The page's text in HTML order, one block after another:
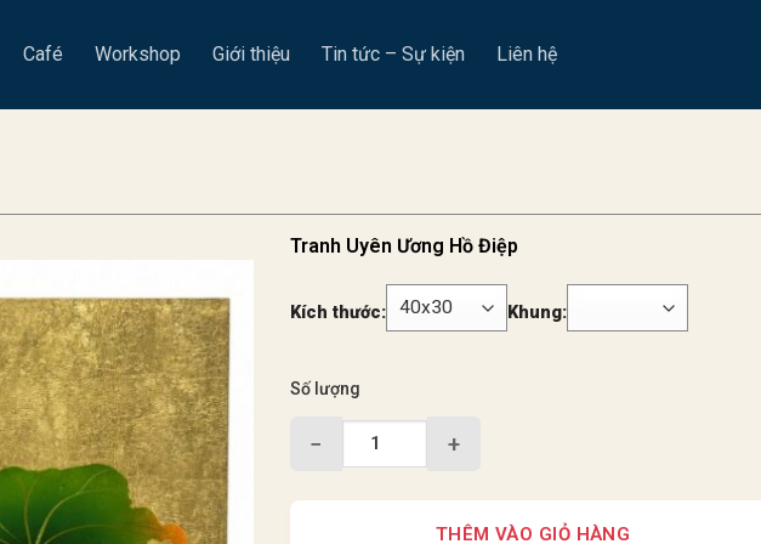
Café Workshop Giới thiệu Tin tức – Sự kiện Liên hệ
Tranh Uyên Ương Hồ Điệp
Kích thước: Khung:
Số lượng
− +
THÊM VÀO GIỎ HÀNG